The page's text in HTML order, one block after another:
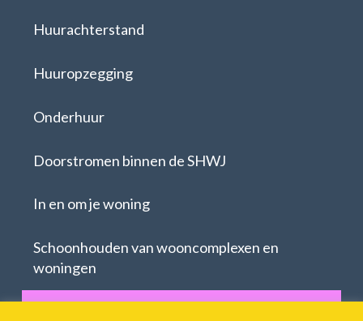
Huurachterstand
Huuropzegging
Onderhuur
Doorstromen binnen de SHWJ
In en om je woning
Schoonhouden van wooncomplexen en
woningen